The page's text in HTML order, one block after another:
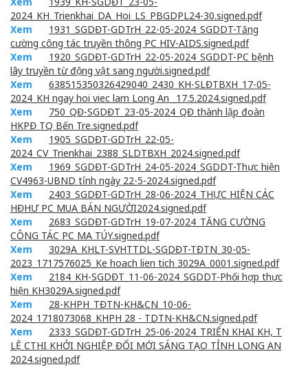
2024_KH_Trienkhai_DA_Hoi_LS_PBGDPL24-30.signed.pdf
Xem
1931_SGDĐT-GDTrH_22-05-2024_SGDDT-Tăng
cường công tác truyền thông PC HIV-AIDS.signed.pdf
Xem
1920_SGDĐT-GDTrH_22-05-2024_SGDDT-PC bệnh
lây truyền từ động vật sang người.signed.pdf
Xem
638515350326429040_2430_KH-SLĐTBXH_17-05-
2024_KH ngay hoi viec lam Long An _17.5.2024.signed.pdf
Xem
750_QĐ-SGDĐT_23-05-2024_QĐ thành lập đoàn
HKPĐ TQ Bến Tre.signed.pdf
Xem
1905_SGDĐT-GDTrH_22-05-
2024_CV_Trienkhai_2388_SLDTBXH_2024.signed.pdf
Xem
1969_SGDĐT-GDTrH_24-05-2024_SGDDT-Thực hiện
CV4963-UBND tỉnh ngày 22-5-2024.signed.pdf
Xem
2403_SGDĐT-GDTrH_28-06-2024_THỰC HIỆN CÁC
HĐHƯ PC MUA BÁN NGƯỜI2024.signed.pdf
Xem
2683_SGDĐT-GDTrH_19-07-2024_TĂNG CƯỜNG
CÔNG TÁC PC MA TÚY.signed.pdf
Xem
3029A_KHLT-SVHTTDL-SGDĐT-TĐTN_30-05-
2023_1717576025_Ke hoach lien tich 3029A_0001.signed.pdf
Xem
2184_KH-SGDĐT_11-06-2024_SGDDT-Phối hợp thực
hiện KH3029A.signed.pdf
Xem
28-KHPH_TĐTN-KH&CN_10-06-
2024_1718073068_KHPH 28 - TDTN-KH&CN.signed.pdf
Xem
2333_SGDĐT-GDTrH_25-06-2024_TRIỂN KHAI KH, T
LỆ CTHI KHỞI NGHIỆP ĐỔI MỚI SÁNG TẠO TỈNH LONG AN
2024.signed.pdf